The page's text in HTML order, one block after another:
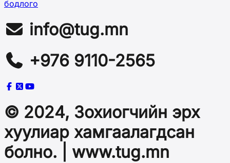
бодлого
info@tug.mn
+976 9110-2565
© 2024, Зохиогчийн эрх
хуулиар хамгаалагдсан
болно. | www.tug.mn